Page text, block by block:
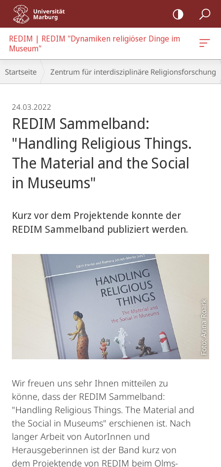
Mobile-
Navigation
REDIM | REDIM "Dynamiken religiöser Dinge im
Museum"
Breadcrumb-
Navigation
Startseite Zentrum für interdisziplinäre Religionsforschung
24.03.2022
REDIM Sammelband:
"Handling Religious Things.
The Material and the Social
in Museums"
Kurz vor dem Projektende konnte der
REDIM Sammelband publiziert werden.
Foto: Anna Roark
Wir freuen uns sehr Ihnen mitteilen zu
könne, dass der REDIM Sammelband:
"Handling Religious Things. The Material and
the Social in Museums" erschienen ist. Nach
langer Arbeit von AutorInnen und
Herausgeberinnen ist der Band kurz von
dem Projektende von REDIM beim Olms-